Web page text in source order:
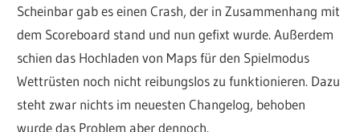
Scheinbar gab es einen Crash, der in Zusammenhang mit
dem Scoreboard stand und nun gefixt wurde. Außerdem
schien das Hochladen von Maps für den Spielmodus
Wettrüsten noch nicht reibungslos zu funktionieren. Dazu
steht zwar nichts im neuesten Changelog, behoben
wurde das Problem aber dennoch.